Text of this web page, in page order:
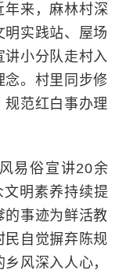
来，麻林村深
实践站、屋场
讲小分队走村入
念。村里同步修
规范红白事办理
易俗宣讲20余
明素养持续提
的事迹为鲜活教
民自觉摒弃陈规
风深入人心，